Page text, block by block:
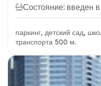
Состояние: введен
паркинг, детский сад,
транспорта 500 м.